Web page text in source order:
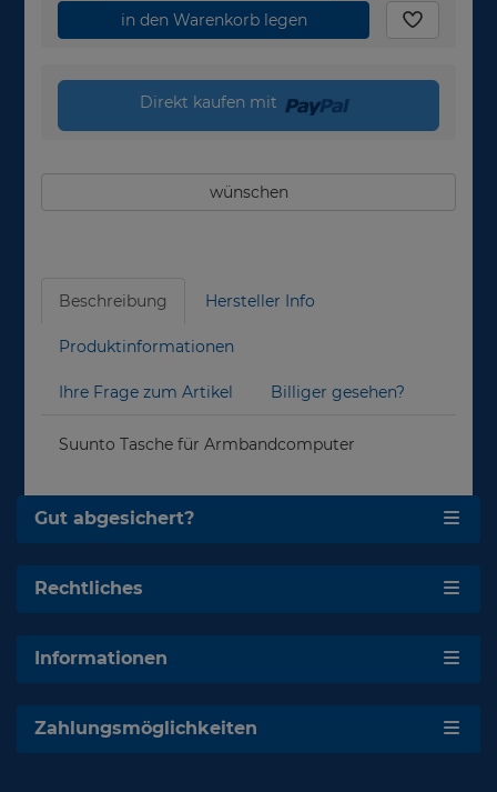
in den Warenkorb legen
Direkt kaufen mit
wünschen
Beschreibung Hersteller Info
Produktinformationen
Ihre Frage zum Artikel Billiger gesehen?
Suunto Tasche für Armbandcomputer
Gut abgesichert?
Rechtliches
Informationen
Zahlungsmöglichkeiten